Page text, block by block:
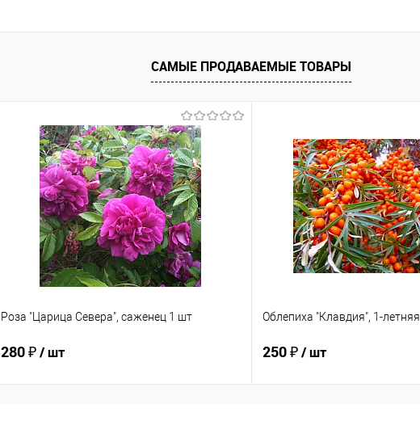
САМЫЕ ПРОДАВАЕМЫЕ ТОВАРЫ
Роза "Царица Севера", саженец 1 шт
280 ₽/ шт
Облепиха "Клавдия", 1-летняя
250 ₽/ шт